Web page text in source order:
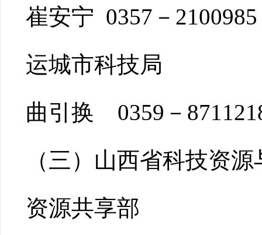
崔安宁 0357－2100985
运城市科技局
曲引换 0359－
（三）山西省科技资
资源共享部